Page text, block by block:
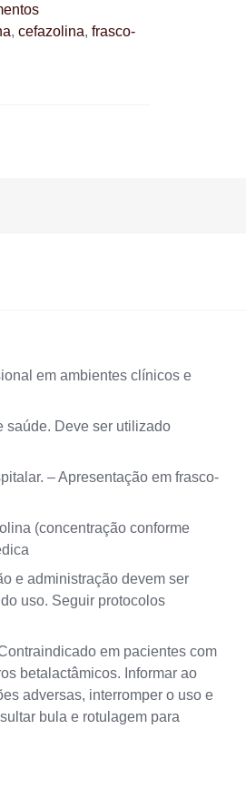
, cefazolina, frasco-
em ambientes clínicos e
saúde. Deve ser utilizado
– Apresentação em frasco-
(concentração conforme
e administração devem ser
uso. Seguir protocolos
em pacientes com
betalactâmicos. Informar ao
adversas, interromper o uso e
bula e rotulagem para